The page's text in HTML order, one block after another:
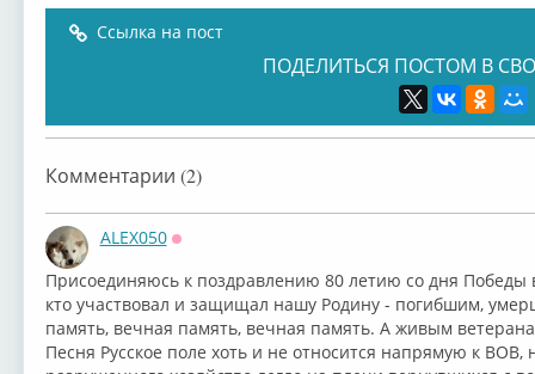
Ссылка на пост
ПОДЕЛИТЬСЯ ПОСТОМ В
Комментарии (2)
ALEX050
Присоединяюсь к поздравлению⁣ 80 летию со дня Победы
кто участвовал и защищал нашу Родину - погибшим,
память, ⁣⁣вечная память, ⁣⁣вечная память. А живым
Песня Русское поле хоть и не относится напрямую к ВОВ,